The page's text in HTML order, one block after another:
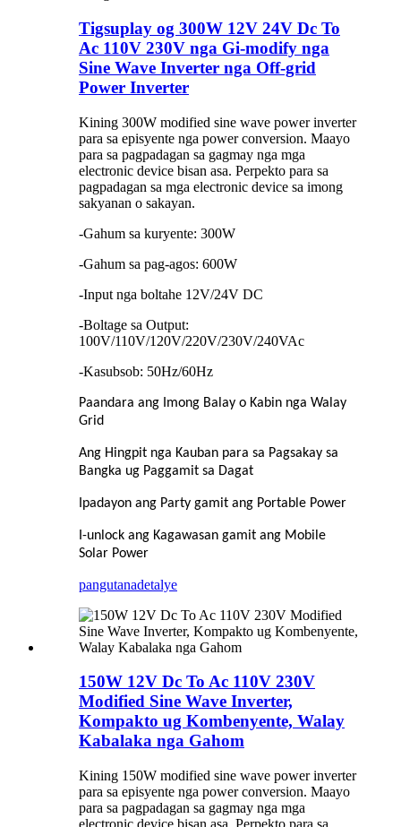
Tigsuplay og 300W 12V 24V Dc To
Ac 110V 230V nga Gi-modify nga
Sine Wave Inverter nga Off-grid
Power Inverter
Kining 300W modified sine wave power inverter
para sa episyente nga power conversion. Maayo
para sa pagpadagan sa gagmay nga mga
electronic device bisan asa. Perpekto para sa
pagpadagan sa mga electronic device sa imong
sakyanan o sakayan.
-Gahum sa kuryente: 300W
-Gahum sa pag-agos: 600W
-Input nga boltahe 12V/24V DC
-Boltage sa Output:
100V/110V/120V/220V/230V/240VAc
-Kasubsob: 50Hz/60Hz
Paandara ang Imong Balay o Kabin nga Walay
Grid
Ang Hingpit nga Kauban para sa Pagsakay sa
Bangka ug Paggamit sa Dagat
Ipadayon ang Party gamit ang Portable Power
I-unlock ang Kagawasan gamit ang Mobile
Solar Power
pangutanadetalye
150W 12V Dc To Ac 110V 230V
Modified Sine Wave Inverter,
Kompakto ug Kombenyente, Walay
Kabalaka nga Gahom
Kining 150W modified sine wave power inverter
para sa episyente nga power conversion. Maayo
para sa pagpadagan sa gagmay nga mga
electronic device bisan asa. Perpekto para sa